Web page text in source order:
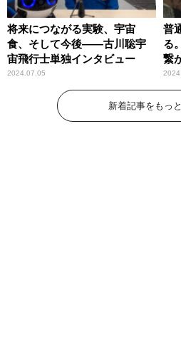
将来につながる実験、宇宙
食、そして今後――古川聡宇
宙飛行士単独インタビュー
2024.07.05
普
る
繋
奇
新着記事をもっ